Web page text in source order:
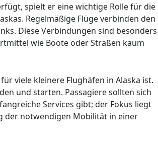
spielt er eine wichtige Rolle für die
Regelmäßige Flüge verbinden den
Diese Verbindungen sind besonders
wie Boote oder Straßen kaum
viele kleinere Flughäfen in Alaska ist.
und starten. Passagiere sollten sich
Services gibt; der Fokus liegt
notwendigen Mobilität in einer